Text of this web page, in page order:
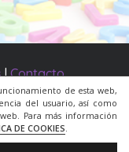
de esta web,
del usuario, así como
Para más información
DE COOKIES.
|Contacto
Una web de